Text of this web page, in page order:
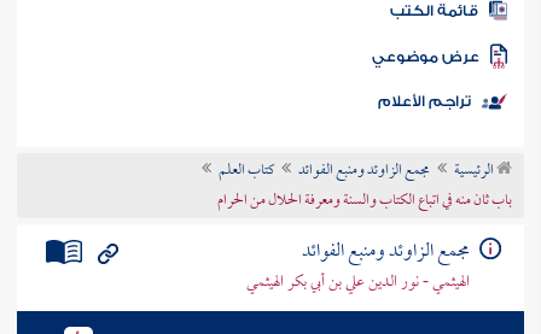
المكتبة
الكتب
موضوعي
تراجم الأعلام
الرئيسية مجمع الزاوئد ومنبع الفوائد
كتاب العلم
باب ثان منه في اتباع الكتاب والسنة ومعرفة الحلال من الحرام
مجمع الزاوئد ومنبع الفوائد
الهيثمي - نور الدين علي بن أبي بكر الهيثمي